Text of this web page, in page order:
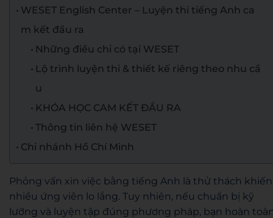
WESET English Center – Luyện thi tiếng Anh ca
m kết đầu ra
Những điều chỉ có tại WESET
Lộ trình luyện thi & thiết kế riêng theo nhu cầ
u
KHÓA HỌC CAM KẾT ĐẦU RA
Thông tin liên hệ WESET
Chi nhánh Hồ Chí Minh
Phỏng vấn xin việc bằng tiếng Anh là thử thách khiến
nhiều ứng viên lo lắng. Tuy nhiên, nếu chuẩn bị kỹ
lưỡng và luyện tập đúng phương pháp, bạn hoàn